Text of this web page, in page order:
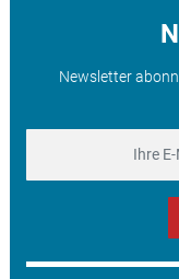
Newsletter